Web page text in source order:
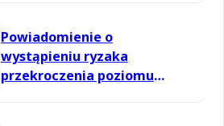
Powiadomienie o
wystąpieniu ryzaka
przekroczenia poziomu